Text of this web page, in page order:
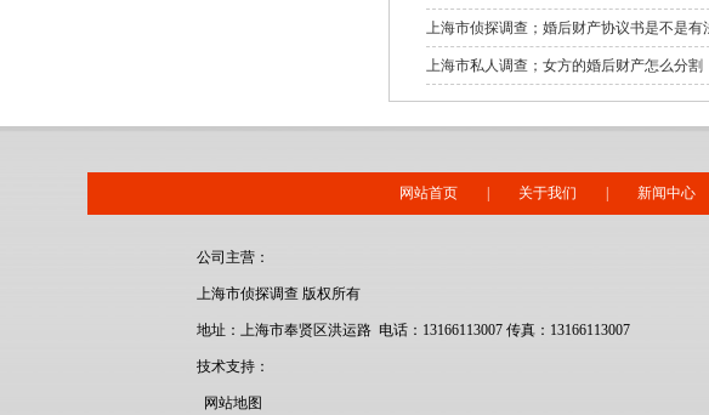
上海市侦探调查；婚后财产协议书是不是有
上海市私人调查；女方的婚后财产怎么分割
网站首页 关于我们 新闻中心
公司主营：
上海市侦探调查 版权所有
地址：上海市奉贤区洪运路 电话：13166113007 传真：13166113007
技术支持：
网站地图